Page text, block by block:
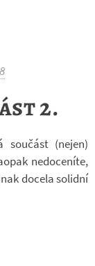
2.
(nejen)
ne­do­ce­níte,
do­cela so­lidní